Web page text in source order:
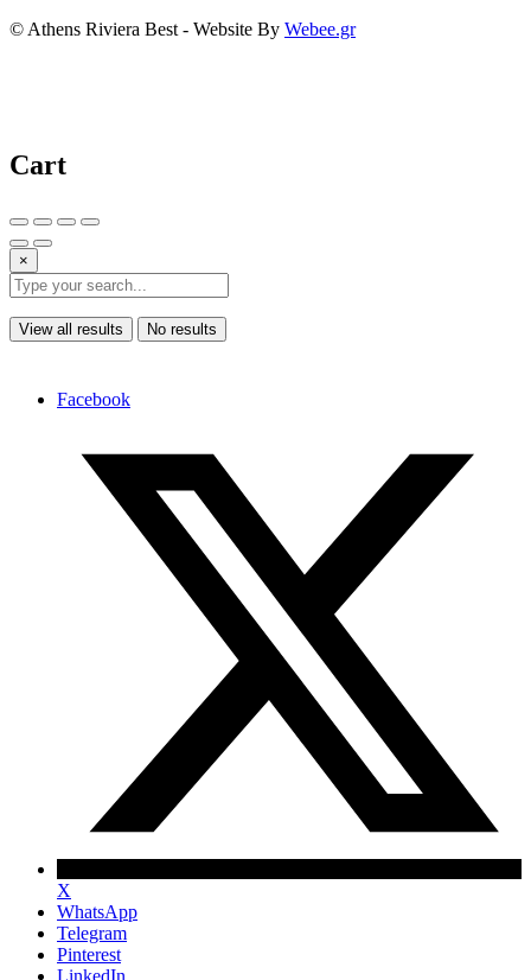
© Athens Riviera Best - Website By Webee.gr
Cart
×
View all results No results
Facebook
X
WhatsApp
Telegram
Pinterest
LinkedIn